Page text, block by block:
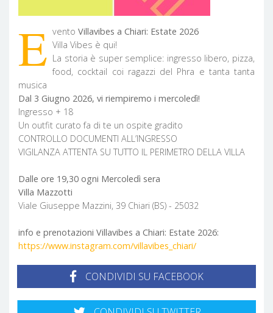
E vento Villavibes a Chiari: Estate 2026
Villa Vibes è qui!
La storia è super semplice: ingresso libero, pizza,
food, cocktail coi ragazzi del Phra e tanta tanta
musica
Dal 3 Giugno 2026, vi riempiremo i mercoledì!
Ingresso + 18
Un outfit curato fa di te un ospite gradito
CONTROLLO DOCUMENTI ALL’INGRESSO
VIGILANZA ATTENTA SU TUTTO IL PERIMETRO DELLA VILLA
Dalle ore 19,30 ogni Mercoledì sera
Villa Mazzotti
Viale Giuseppe Mazzini, 39 Chiari (BS) - 25032
info e prenotazioni Villavibes a Chiari: Estate 2026:
https://www.instagram.com/villavibes_chiari/
CONDIVIDI SU FACEBOOK